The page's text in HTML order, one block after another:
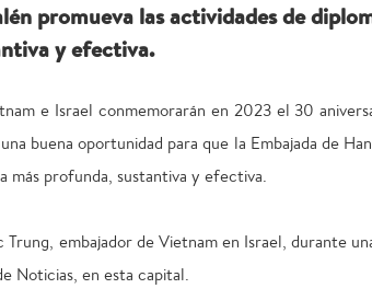
promueva las actividades de
y efectiva.
e Israel conmemorarán en 2023 el 30
buena oportunidad para que la Embajada de
más profunda, sustantiva y efectiva.
Trung, embajador de Vietnam en Israel, durante
Noticias, en esta capital.